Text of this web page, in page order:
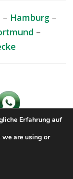
– Hamburg –
–
Erfahrung auf
are using or